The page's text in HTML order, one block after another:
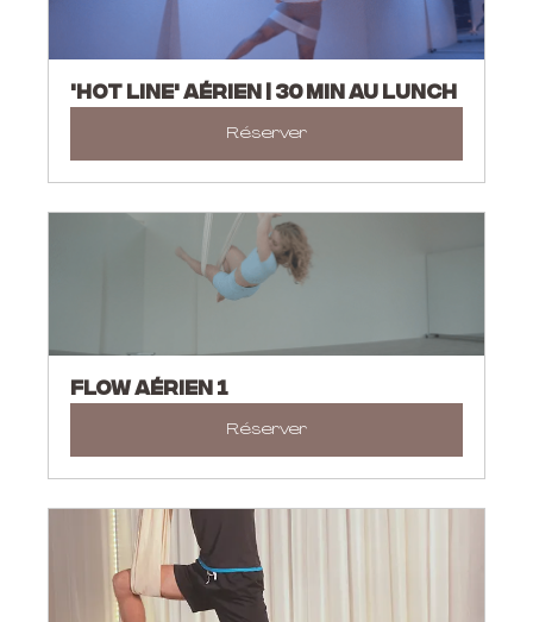
'HOT LINE' AÉRIEN | 30 MIN AU LUNCH
Réserver
FLOW AÉRIEN 1
Réserver